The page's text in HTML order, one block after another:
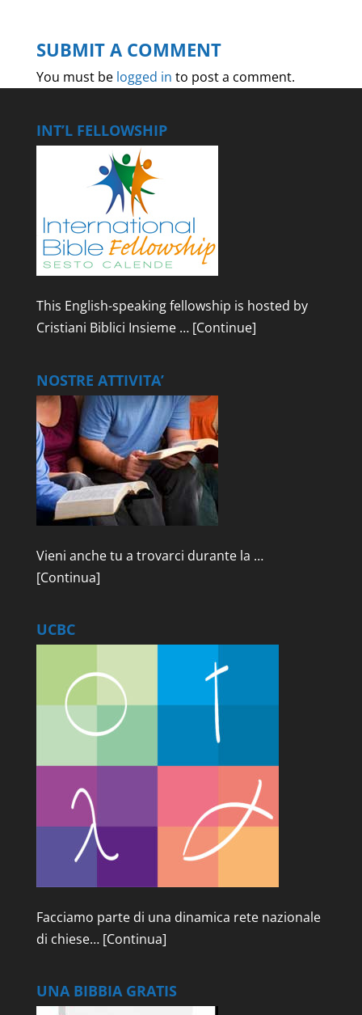
SUBMIT A COMMENT
You must be logged in to post a comment.
INT’L FELLOWSHIP
This English-speaking fellowship is hosted by
Cristiani Biblici Insieme … [Continue]
NOSTRE ATTIVITA’
Vieni anche tu a trovarci durante la …
[Continua]
UCBC
Facciamo parte di una dinamica rete nazionale
di chiese… [Continua]
UNA BIBBIA GRATIS